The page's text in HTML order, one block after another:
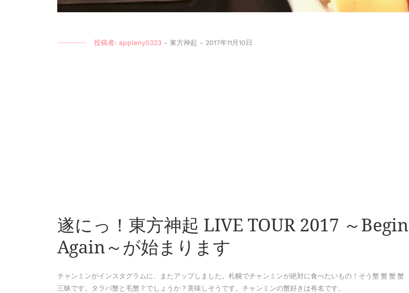
投稿者: appleny0323 - 東方神起 - 2017年11月10日
遂にっ！東方神起 LIVE TOUR 2017 ～Begin
Again～が始まります
チャンミンがインスタグラムに、またアップしました。札幌でチャンミンが絶対に食べたいもの！そう蟹 蟹 蟹 蟹
三昧です。タラバ蟹と毛蟹？でしょうか？美味しそうです。チャンミンの蟹好きは有名です。